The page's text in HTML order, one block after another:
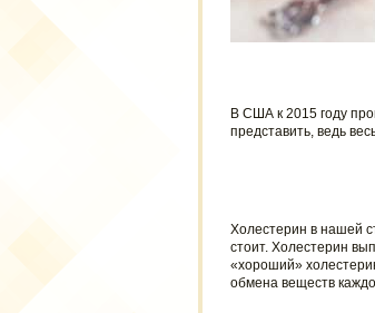
В США к 2015 году
представить, ведь
Холестерин в нашей
стоит. Холестерин
«хороший»
обмена веществ